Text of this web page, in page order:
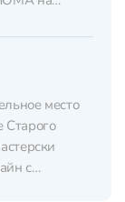
Каждое
и
место
Старого
с